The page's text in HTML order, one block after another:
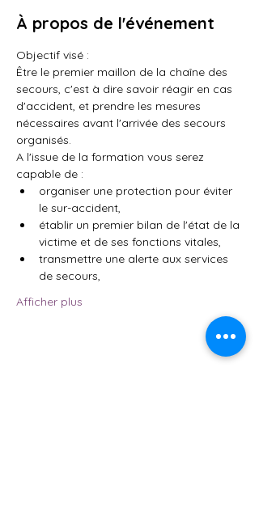
À propos de l'événement
Objectif visé :
Être le premier maillon de la chaîne des
secours, c'est à dire savoir réagir en cas
d'accident, et prendre les mesures
nécessaires avant l'arrivée des secours
organisés.
A l'issue de la formation vous serez
capable de :
organiser une protection pour éviter
le sur-accident,
établir un premier bilan de l'état de la
victime et de ses fonctions vitales,
transmettre une alerte aux services
de secours,
Afficher plus